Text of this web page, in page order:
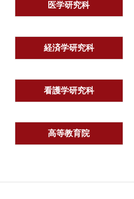
医学研究科
経済学研究科
看護学研究科
高等教育院